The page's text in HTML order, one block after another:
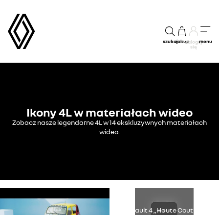
szukajzakupZaloguj
się
menu
Ikony 4L w materiałach wideo
Zobacz nasze legendarne 4L w 14 ekskluzywnych materiałach
wideo.
Youtube jest nieaktywny. Zezwól na umieszczanie plików cookies
dotyczących mediów społecznościowych w celu uzyskania
Renault 4 „Haute Couture”